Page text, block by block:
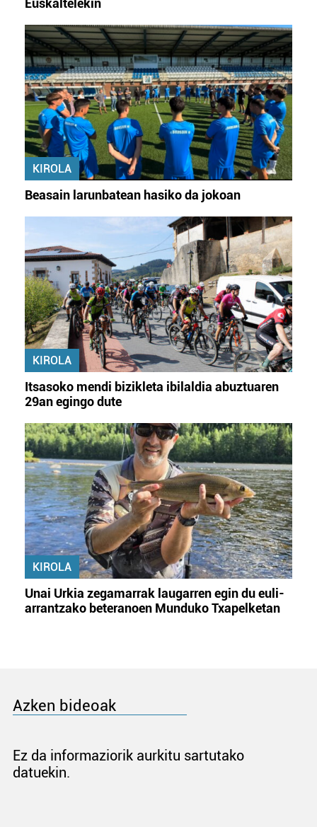
Euskaltelekin
KIROLA
Beasain larunbatean hasiko da jokoan
KIROLA
Itsasoko mendi bizikleta ibilaldia abuztuaren
29an egingo dute
KIROLA
Unai Urkia zegamarrak laugarren egin du euli-
arrantzako beteranoen Munduko Txapelketan
Azken bideoak
Ez da informaziorik aurkitu sartutako
datuekin.